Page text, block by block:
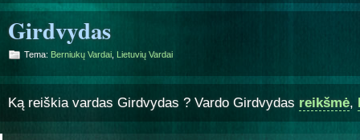
Girdvydas
Tema: Berniukų Vardai Lietuvių Vardai
Ką reiškia vardas Girdvydas ? Vardo Girdvydas reikšmė,